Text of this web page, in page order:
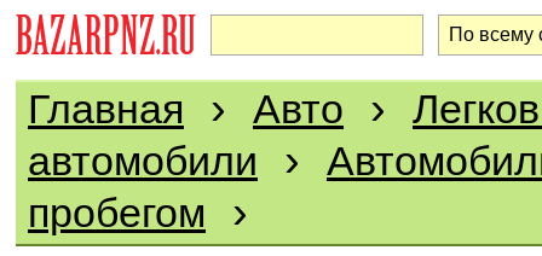
Главная › Авто ›
автомобили
›
пробегом
›